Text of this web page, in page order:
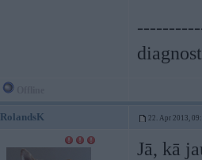
RolandsK 22. Apr 2013,
Jā, kā